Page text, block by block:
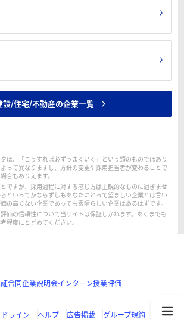
設/住宅/不動産の企業一覧
は、「こうすれば必ずうまくいく」という類のものではあり
って異なりますし、方針の変更や採用担当者が変わることで
合もありえます。
ですが、採用過程に対する感じ方は主観的なものに過ぎませ
といってかならずしもあなたにとって望ましい企業とは言い
の高くない企業であっても素晴らしい企業はあるはずです。
価の信頼性について当サイトは保証しかねます。あくまでも
程度にとどめてください。
合同企業説明会インターン授業評価
ライン ヘルプ 広告掲載 グループ規約